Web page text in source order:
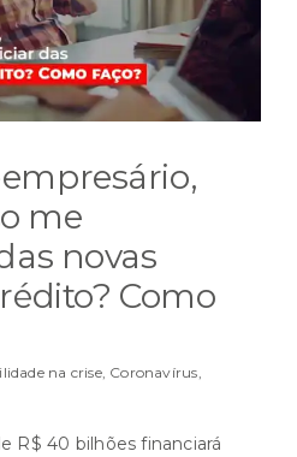
me
novas
Como
na crise, Coronavírus,
R$ 40 bilhões financiará